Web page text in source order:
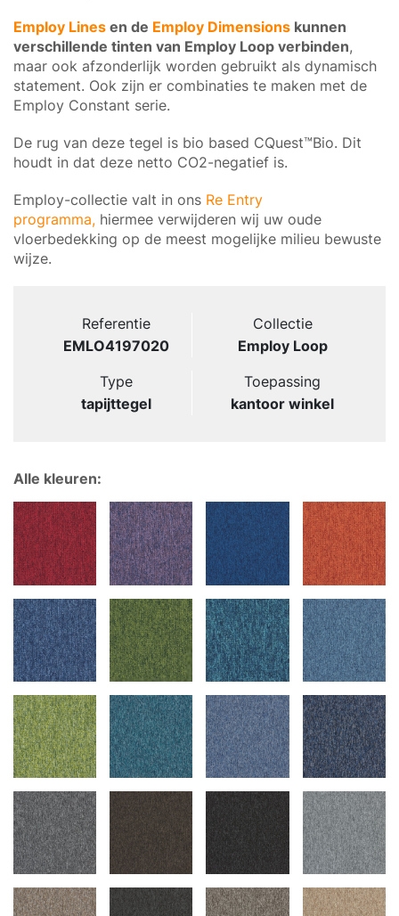
Employ Lines en de Employ Dimensions kunnen
verschillende tinten van Employ Loop verbinden,
maar ook afzonderlijk worden gebruikt als dynamisch
statement. Ook zijn er combinaties te maken met de
Employ Constant serie.
De rug van deze tegel is bio based CQuest™Bio. Dit
houdt in dat deze netto CO2-negatief is.
Employ-collectie valt in ons Re Entry
programma, hiermee verwijderen wij uw oude
vloerbedekking op de meest mogelijke milieu bewuste
wijze.
Referentie
EMLO4197020
Collectie
Employ Loop
Type
tapijttegel
Toepassing
kantoor winkel
Alle kleuren: